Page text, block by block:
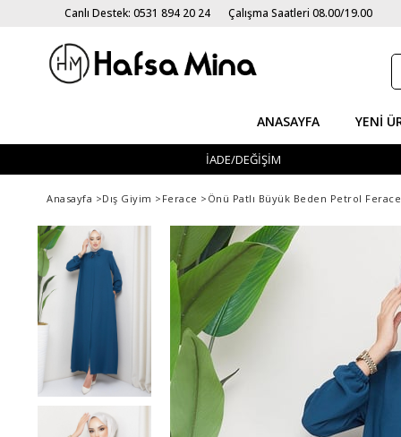
Canlı Destek: 0531 894 20 24 Çalışma Saatleri 08.00/19.00
ANASAYFA YENI
İADE/DEĞİŞİM
Anasayfa >Dış Giyim > Ferace > Önü Patlı Büyük Beden Petrol Ferace